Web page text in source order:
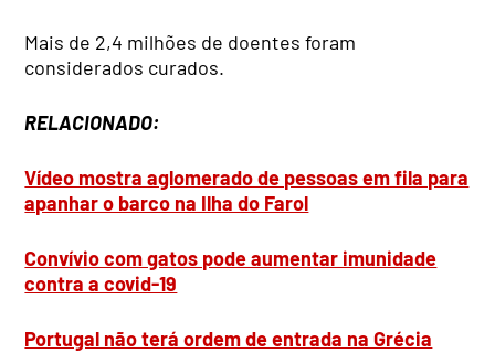
Mais de 2,4 milhões de doentes foram
considerados curados.
RELACIONADO:
Vídeo mostra aglomerado de pessoas em fila para
apanhar o barco na Ilha do Farol
Convívio com gatos pode aumentar imunidade
contra a covid-19
Portugal não terá ordem de entrada na Grécia